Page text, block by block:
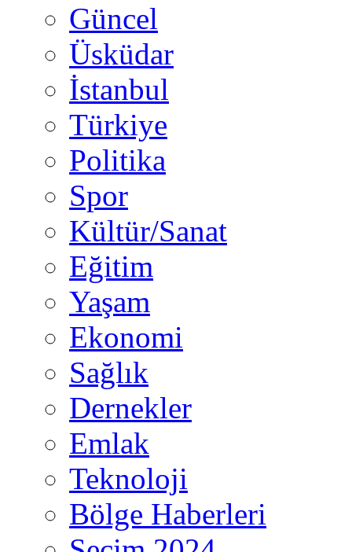
Güncel
Üsküdar
İstanbul
Türkiye
Politika
Spor
Kültür/Sanat
Eğitim
Yaşam
Ekonomi
Sağlık
Dernekler
Emlak
Teknoloji
Bölge Haberleri